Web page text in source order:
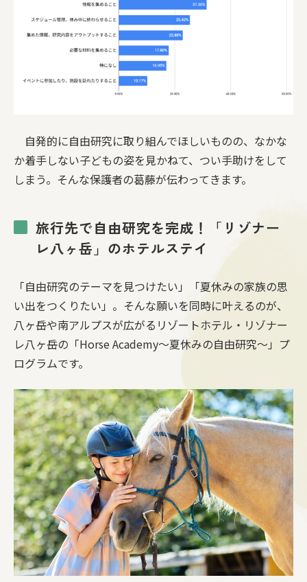
自発的に自由研究に取り組んでほしいものの、なかな
か着手しない子どもの姿を見かねて、つい手助けをして
しまう。そんな保護者の葛藤が伝わってきます。
旅行先で自由研究を完成！「リゾナー
レ八ヶ岳」のホテルステイ
「自由研究のテーマを見つけたい」「夏休みの家族の思
い出をつくりたい」。そんな願いを同時に叶えるのが、
八ヶ岳や南アルプスが広がるリゾートホテル・リゾナー
レ八ヶ岳の「Horse Academy〜夏休みの自由研究〜」プ
ログラムです。